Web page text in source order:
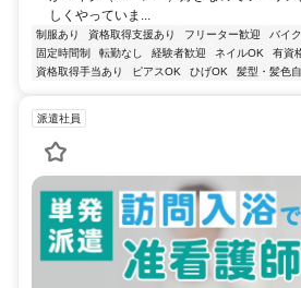
しくやっていま...
制服あり 資格取得支援あり フリーター歓迎 バイ
固定時間制
転勤なし 経験者歓迎 ネイルOK 有資
資格取得手当あり
ピアスOK ひげOK 髪型・髪色
派遣社員